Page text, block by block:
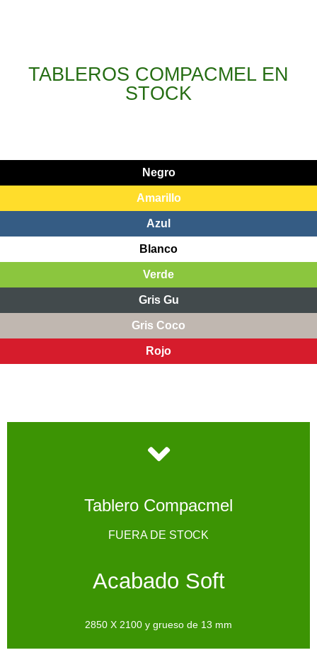
TABLEROS COMPACMEL EN
STOCK
Negro
Amarillo
Azul
Blanco
Verde
Gris Gu
Gris Coco
Rojo
Tablero Compacmel
FUERA DE STOCK
Acabado Soft
2850 X 2100 y grueso de 13 mm